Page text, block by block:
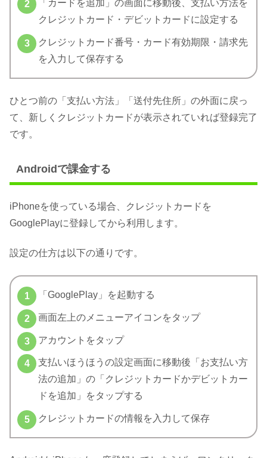
「カードを追加」の画面に移動後、支払い方法を
クレジットカード・デビットカードに設定する
クレジットカード番号・カード有効期限・請求先
を入力して保存する
ひとつ前の「支払い方法」「送付先住所」の外面に戻っ
て、新しくクレジットカードが表示されていれば登録完了
です。
Androidで課金する
iPhoneを使っている場合、クレジットカードを
GooglePlayに登録してから利用します。
設定の仕方は以下の通りです。
「GooglePlay」を起動する
画面左上のメニューアイコンをタップ
アカウントをタップ
支払いほうほうの設定画面に移動後「お支払い方
法の追加」の「クレジットカードかデビットカー
ドを追加」をタップする
クレジットカードの情報を入力して保存